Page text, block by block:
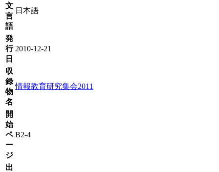
文
言
語
日本語
発
行
日
2010-12-21
収
録
物
名
情報教育研究集会2011
開
始
ペ
ー
ジ
B2-4
出